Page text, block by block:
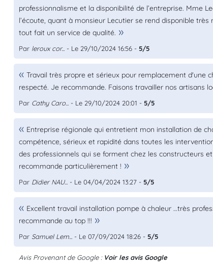
professionnalisme et la disponibilité de l’entreprise. Mme
l’écoute, quant à monsieur Lecutier se rend disponible
tout fait un service de qualité.
Par leroux cor... - Le 29/10/2024 16:56 - 5/5
Travail très propre et sérieux pour remplacement d'une
respecté. Je recommande. Faisons travailler nos artisans
Par Cathy Caro... - Le 29/10/2024 20:01 - 5/5
Entreprise régionale qui entretient mon installation de
compétence, sérieux et rapidité dans toutes les
des professionnels qui se forment chez les constructeurs
recommande particulièrement !
Par Didier NAU... - Le 04/04/2024 13:27 - 5/5
Excellent travail installation pompe à chaleur …très
recommande au top !!!
Par Samuel Lem... - Le 07/09/2024 18:26 - 5/5
Avis Provenant de Google : Voir les avis Google